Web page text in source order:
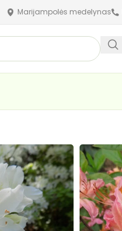
Marijampolės medelynas